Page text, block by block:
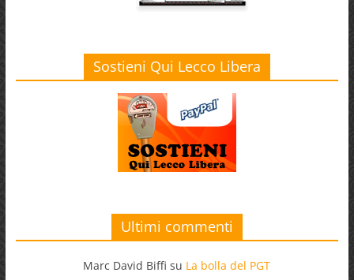
Sostieni Qui Lecco Libera
Ultimi commenti
Marc David Biffi su La bolla del PGT